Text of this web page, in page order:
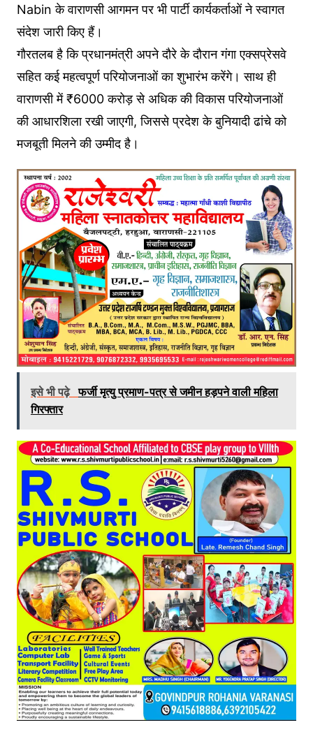
Nabin के वाराणसी आगमन पर भी पार्टी कार्यकर्ताओं ने स्वागत
संदेश जारी किए हैं।
गौरतलब है कि प्रधानमंत्री अपने दौरे के दौरान गंगा एक्सप्रेसवे
सहित कई महत्वपूर्ण परियोजनाओं का शुभारंभ करेंगे। साथ ही
वाराणसी में ₹6000 करोड़ से अधिक की विकास परियोजनाओं
की आधारशिला रखी जाएगी, जिससे प्रदेश के बुनियादी ढांचे को
मजबूती मिलने की उम्मीद है।
इसे भी पढ़े फर्जी मृत्यु प्रमाण-पत्र से जमीन हड़पने वाली महिला
गिरफ्तार